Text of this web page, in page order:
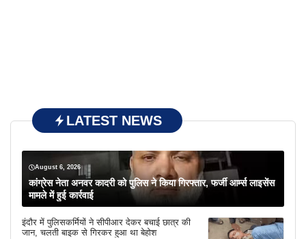
LATEST NEWS
August 6, 2026
कांग्रेस नेता अनवर कादरी को पुलिस ने किया गिरफ्तार, फर्जी आर्म्स लाइसेंस
मामले में हुई कार्रवाई
इंदौर में पुलिसकर्मियों ने सीपीआर देकर बचाई छात्र की
जान, चलती बाइक से गिरकर हुआ था बेहोश